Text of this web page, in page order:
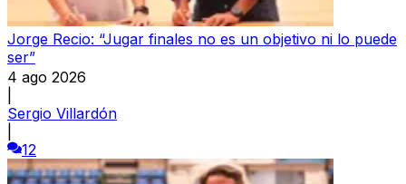
Jorge Recio: “Jugar finales no es un objetivo ni lo puede
ser”
4 ago 2026
Sergio Villardón
12